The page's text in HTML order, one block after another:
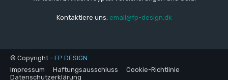
Kontaktiere uns: email@fp-design.dk
© Copyright - FP DESIGN
Impressum
Haftungsausschluss
Cookie-Richtlinie
Datenschutzerklärung